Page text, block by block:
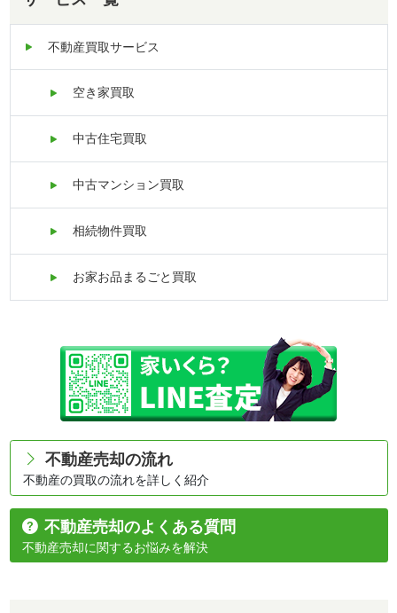
不動産買取サービス
空き家買取
中古住宅買取
中古マンション買取
相続物件買取
お家お品まるごと買取
不動産売却の流れ
不動産の買取の流れを詳しく紹介
不動産売却のよくある質問
不動産売却に関するお悩みを解決